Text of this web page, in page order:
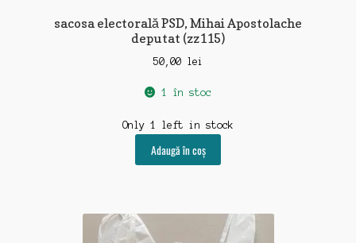
sacosa electorală PSD, Mihai Apostolache
deputat (zz115)
50,00 lei
1 în stoc
Only 1 left in stock
Adaugă în coș